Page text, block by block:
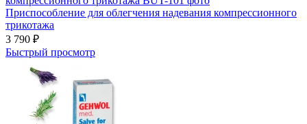
Приспособление для облегчения надевания компрессионного
трикотажа
3 790 ₽
Быстрый просмотр